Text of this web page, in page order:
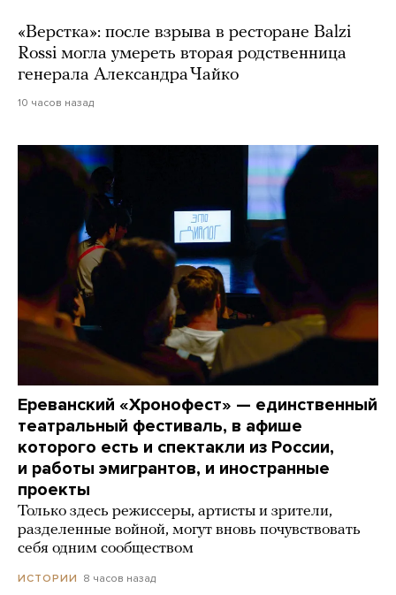
«Верстка»: после взрыва в ресторане Balzi
Rossi могла умереть вторая родственница
генерала Александра Чайко
10 часов назад
Ереванский «Хронофест» — единственный
театральный фестиваль, в афише
которого есть и спектакли из России,
и работы эмигрантов, и иностранные
проекты
Только здесь режиссеры, артисты и зрители,
разделенные войной, могут вновь почувствовать
себя одним сообществом
ИСТОРИИ 8 часов назад